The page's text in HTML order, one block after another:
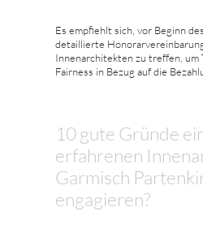
Es empfiehlt sich, vor Beginn
detaillierte
Innenarchitekten zu treffen, um
Fairness in Bezug auf die
10 gute Gründe
erfahrenen
Garmisch
engagieren?